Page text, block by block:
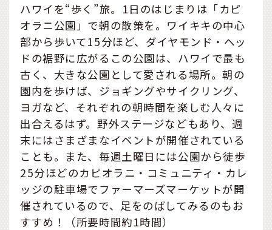
ハワイを“歩く”旅。1日のはじまりは「カピ
オラニ公園」で朝の散策を。ワイキキの中心
部から歩いて15分ほど、ダイヤモンド・ヘッ
ドの裾野に広がるこの公園は、ハワイで最も
古く、大きな公園として愛される場所。朝の
園内を歩けば、ジョギングやサイクリング、
ヨガなど、それぞれの朝時間を楽しむ人々に
出合えるはず。野外ステージなどもあり、週
末にはさまざまなイベントが開催されている
ことも。また、毎週土曜日には公園から徒歩
25分ほどのカピオラニ・コミュニティ・カレ
ッジの駐車場でファーマーズマーケットが開
催されているので、足をのばしてみるのもお
すすめ！（所要時間約1時間）